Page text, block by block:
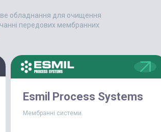
ОБЛАДНАННЯ ESMIL НА
обладнання для очищення
передових мембранних
Esmil Process Systems
Мембранні системи.